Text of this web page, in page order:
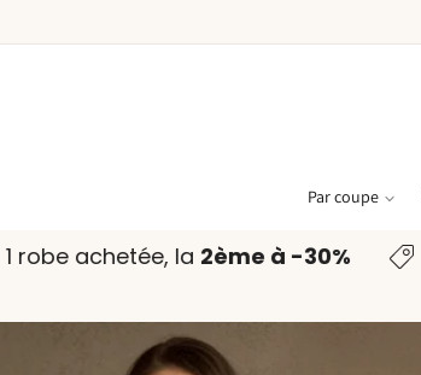
Par coupe
: 1 robe achetée, la2ème à -30%